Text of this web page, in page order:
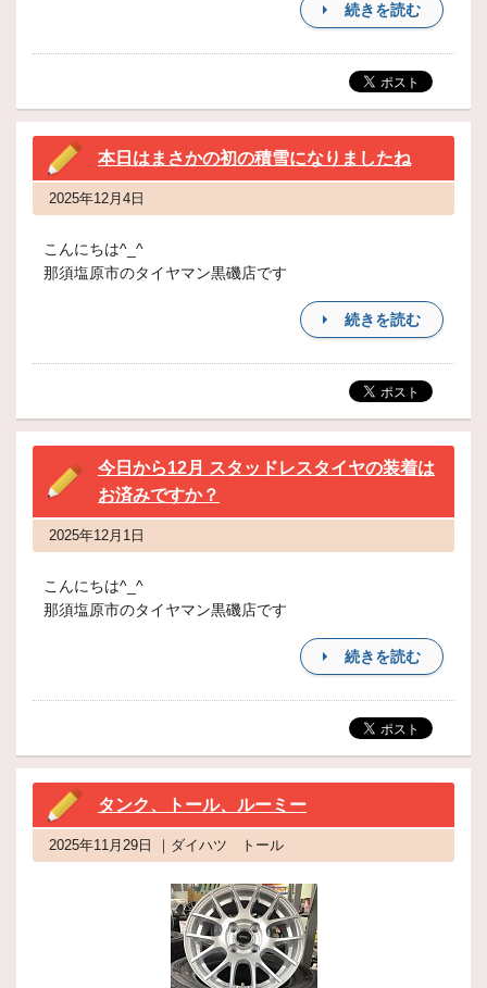
続きを読む
本日はまさかの初の積雪になりましたね
2025年12月4日
こんにちは^_^
那須塩原市のタイヤマン黒磯店です
続きを読む
今日から12月 スタッドレスタイヤの装着は
お済みですか？
2025年12月1日
こんにちは^_^
那須塩原市のタイヤマン黒磯店です
続きを読む
タンク、トール、ルーミー
2025年11月29日 ｜ダイハツ トール